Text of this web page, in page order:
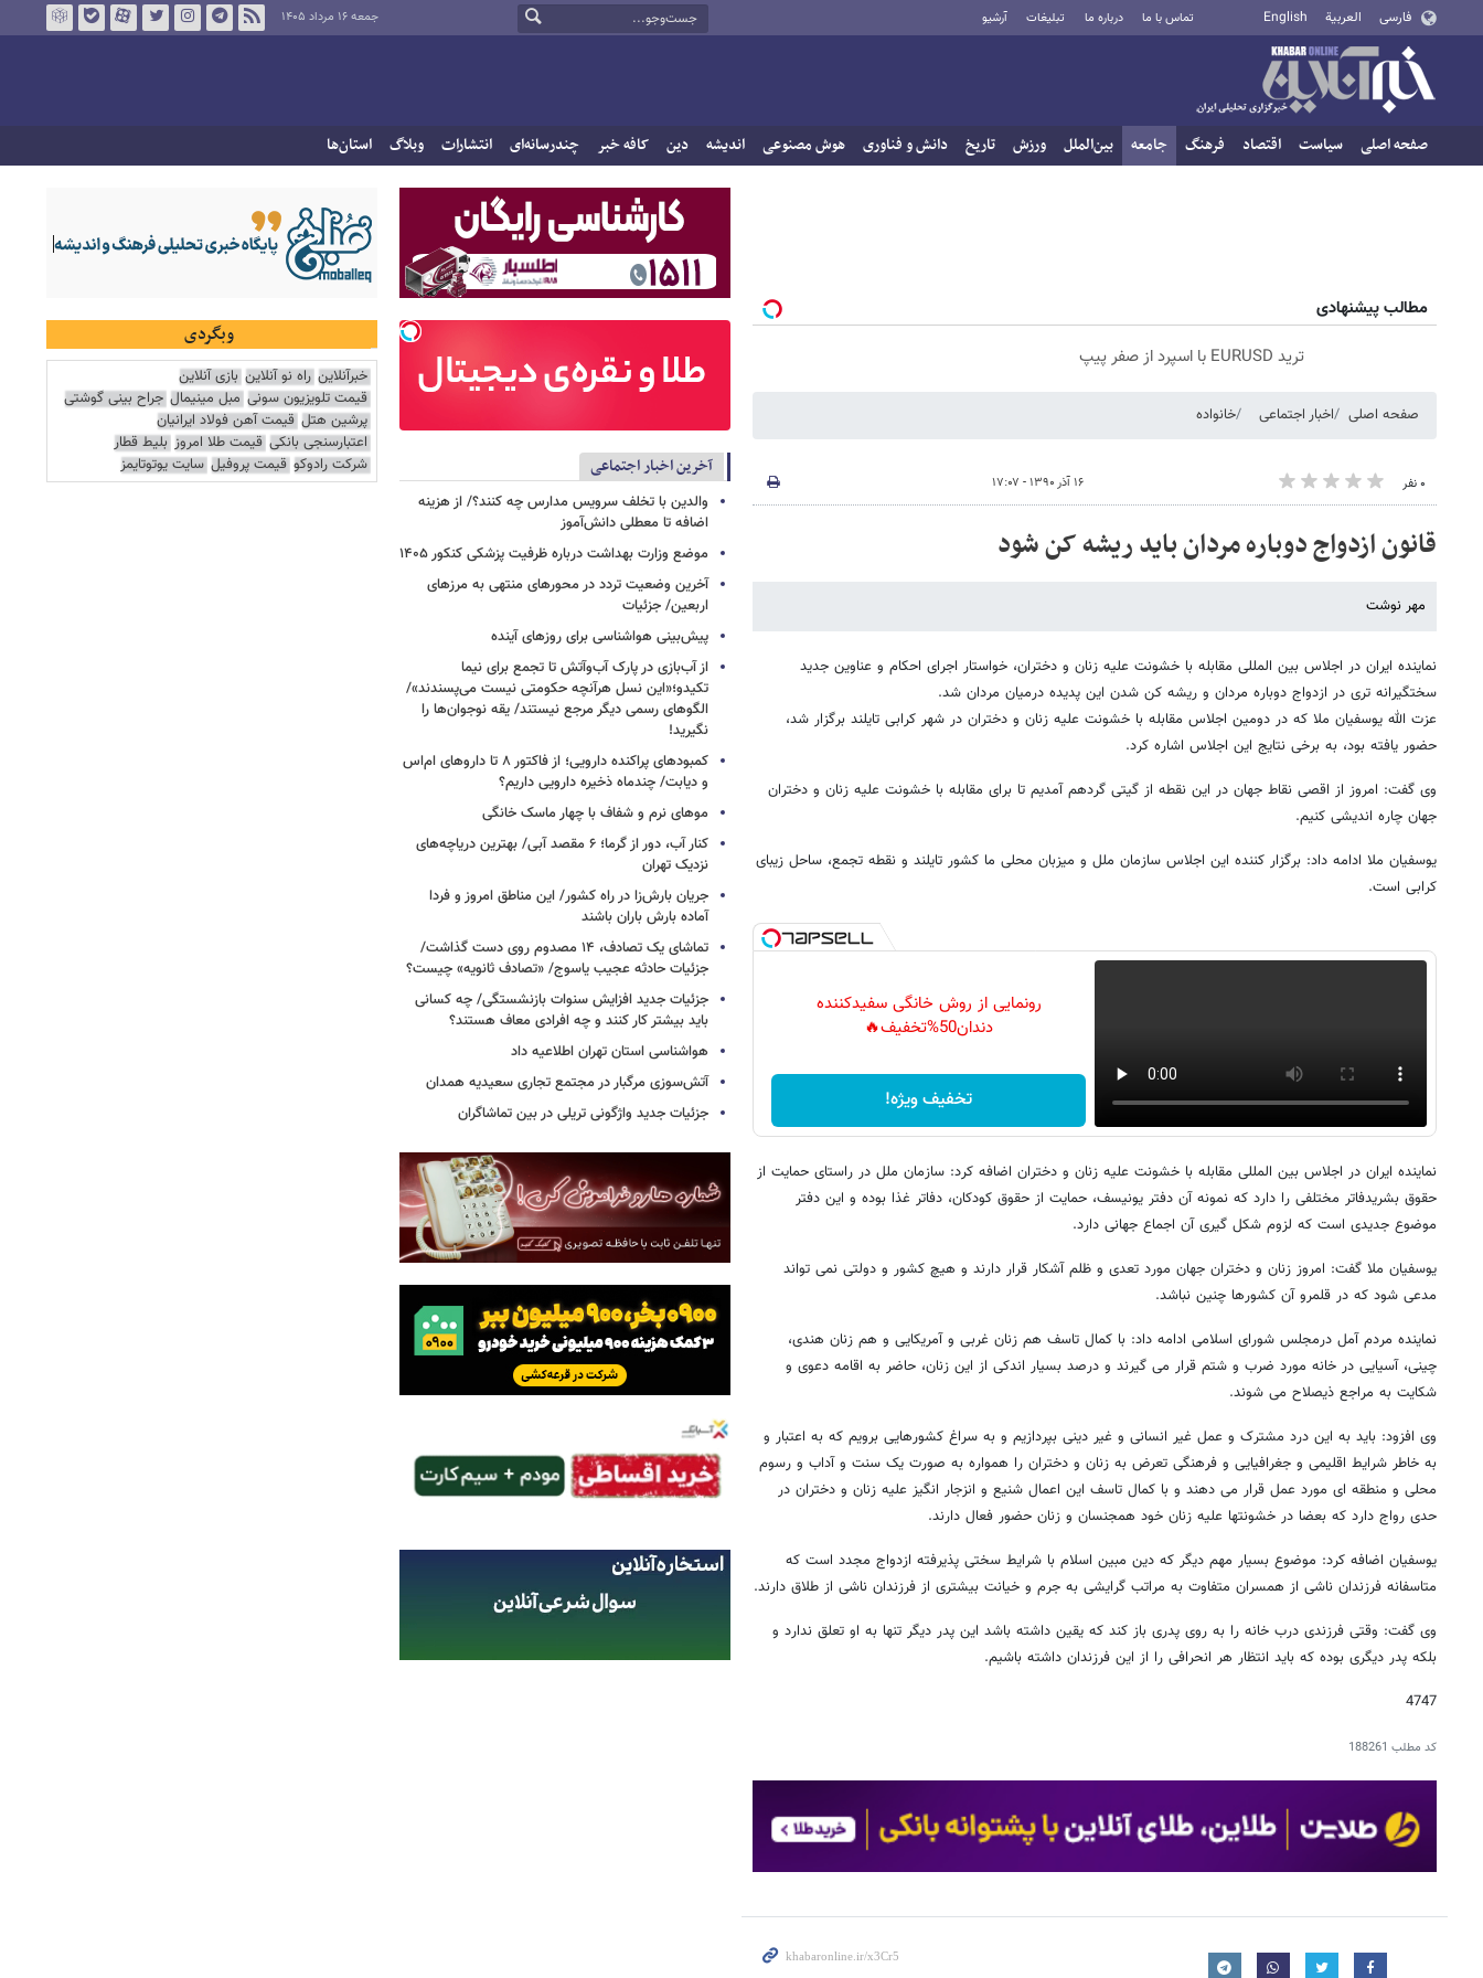
فارسی العربية English تماس با ما درباره ما تبلیغات آرشیو جمعه ۱۶ مرداد ۱۴۰۵
صفحه اصلی سیاست اقتصاد فرهنگ جامعه بین‌الملل ورزش تاریخ دانش و فناوری هوش مصنوعی اندیشه دین کافه خبر چندرسانه‌ای انتشارات وبلاگ استان‌ها
مطالب پیشنهادی
ترید EURUSD با اسپرد از صفر پیپ
صفحه اصلی اخبار اجتماعی خانواده
۰ نفر ۱۶ آذر ۱۳۹۰ - ۱۷:۰۷
قانون ازدواج دوباره مردان باید ریشه کن شود
مهر نوشت
نماینده ایران در اجلاس بین المللی مقابله با خشونت علیه زنان و دختران، خواستار اجرای احکام و عناوین جدید
سختگیرانه تری در ازدواج دوباره مردان و ریشه کن شدن این پدیده درمیان مردان شد.
عزت الله یوسفیان ملا که در دومین اجلاس مقابله با خشونت علیه زنان و دختران در شهر کرابی تایلند برگزار شد،
حضور یافته بود، به برخی نتایج این اجلاس اشاره کرد.
وی گفت: امروز از اقصی نقاط جهان در این نقطه از گیتی گردهم آمدیم تا برای مقابله با خشونت علیه زنان و دختران
جهان چاره اندیشی کنیم.
یوسفیان ملا ادامه داد: برگزار کننده این اجلاس سازمان ملل و میزبان محلی ما کشور تایلند و نقطه تجمع، ساحل زیبای
کرابی است.
رونمایی از روش خانگی سفیدکننده
دندان50%تخفیف🔥
تخفیف ویژه!
نماینده ایران در اجلاس بین المللی مقابله با خشونت علیه زنان و دختران اضافه کرد: سازمان ملل در راستای حمایت از
حقوق بشریدفاتر مختلفی را دارد که نمونه آن دفتر یونیسف، حمایت از حقوق کودکان، دفاتر غذا بوده و این دفتر
موضوع جدیدی است که لزوم شکل گیری آن اجماع جهانی دارد.
یوسفیان ملا گفت: امروز زنان و دختران جهان مورد تعدی و ظلم آشکار قرار دارند و هیچ کشور و دولتی نمی تواند
مدعی شود که در قلمرو آن کشورها چنین نباشد.
نماینده مردم آمل درمجلس شورای اسلامی ادامه داد: با کمال تاسف هم زنان غربی و آمریکایی و هم زنان هندی،
چینی، آسیایی در خانه مورد ضرب و شتم قرار می گیرند و درصد بسیار اندکی از این زنان، حاضر به اقامه دعوی و
شکایت به مراجع ذیصلاح می شوند.
وی افزود: باید به این درد مشترک و عمل غیر انسانی و غیر دینی بپردازیم و به سراغ کشورهایی برویم که به اعتبار و
به خاطر شرایط اقلیمی و جغرافیایی و فرهنگی تعرض به زنان و دختران را همواره به صورت یک سنت و آداب و رسوم
محلی و منطقه ای مورد عمل قرار می دهند و با کمال تاسف این اعمال شنیع و انزجار انگیز علیه زنان و دختران در
حدی رواج دارد که بعضا در خشونتها علیه زنان خود همجنسان و زنان حضور فعال دارند.
یوسفیان اضافه کرد: موضوع بسیار مهم دیگر که دین مبین اسلام با شرایط سختی پذیرفته ازدواج مجدد است که
متاسفانه فرزندان ناشی از همسران متفاوت به مراتب گرایشی به جرم و خیانت بیشتری از فرزندان ناشی از طلاق دارند.
وی گفت: وقتی فرزندی درب خانه را به روی پدری باز کند که یقین داشته باشد این پدر دیگر تنها به او تعلق ندارد و
بلکه پدر دیگری بوده که باید انتظار هر انحرافی را از این فرزندان داشته باشیم.
4747
کد مطلب 188261
آخرین اخبار اجتماعی
والدین با تخلف سرویس مدارس چه کنند؟/ از هزینه
اضافه تا معطلی دانش‌آموز
موضع وزارت بهداشت درباره ظرفیت پزشکی کنکور ۱۴۰۵
آخرین وضعیت تردد در محورهای منتهی به مرزهای
اربعین/ جزئیات
پیش‌بینی هواشناسی برای روزهای آینده
از آب‌بازی در پارک آب‌وآتش تا تجمع برای نیما
تکیدو؛«این نسل هرآنچه حکومتی نیست می‌پسندند»/
الگوهای رسمی دیگر مرجع نیستند/ یقه نوجوان‌ها را
نگیرید!
کمبودهای پراکنده دارویی؛ از فاکتور ۸ تا داروهای ام‌اس
و دیابت/ چندماه ذخیره دارویی داریم؟
موهای نرم و شفاف با چهار ماسک خانگی
کنار آب، دور از گرما؛ ۶ مقصد آبی/ بهترین دریاچه‌های
نزدیک تهران
جریان بارش‌زا در راه کشور/ این مناطق امروز و فردا
آماده بارش باران باشند
تماشای یک تصادف، ۱۴ مصدوم روی دست گذاشت/
جزئیات حادثه عجیب یاسوج/ «تصادف ثانویه» چیست؟
جزئیات جدید افزایش سنوات بازنشستگی/ چه کسانی
باید بیشتر کار کنند و چه افرادی معاف هستند؟
هواشناسی استان تهران اطلاعیه داد
آتش‌سوزی مرگبار در مجتمع تجاری سعیدیه همدان
جزئیات جدید واژگونی تریلی در بین تماشاگران
وبگردی
خبرآنلاین راه نو آنلاین بازی آنلاین
قیمت تلویزیون سونی مبل مینیمال جراح بینی گوشتی
پرشین هتل قیمت آهن فولاد ایرانیان
اعتبارسنجی بانکی قیمت طلا امروز بلیط قطار
شرکت رادوکو قیمت پروفیل سایت یوتوتایمز